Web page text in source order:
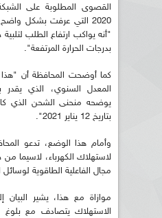
القصوى المطلوبة على
2020 التي عرفت بشكل
"أنه يواكب ارتفاع الطلب لتلبية
بدرجات الحرارة المرتفعة".
كما أوضحت المحافظة أن "هذا
بتاريخ 12 يناير 2021".
وأمام هذا الوضع، تدعو
لاستهلاك الكهرباء، لاسيما
مجال الفاعلية الطاقوية لوسائل
موازاة مع هذا، يشير البيان
الاستهلاك يتصادف مع بلوغ